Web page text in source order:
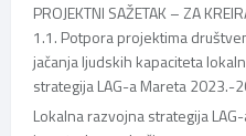
PROJEKTNI SAŽETAK – ZA
1.1. Potpora projektima
jačanja ljudskih kapaciteta
strategija LAG-a Mareta 2023.-
Lokalna razvojna strategija